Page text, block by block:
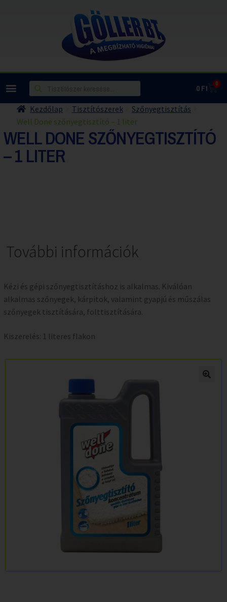
0Ft 0
Kezdőlap Tisztítószerek
Szőnyegtisztítás
Well Done szőnyegtisztító – 1 liter
WELL DONE SZŐNYEGTISZTÍTÓ
– 1 LITER
További információk
Kézi és gépi szőnyegtisztításhoz is alkalmas. Kiválóan
alkalmas szőnyegek, kárpitok, valamint gyapjú és műszálas
szőnyegek tisztítására, folttisztítására.
Kiszerelés: 1 literes flakon